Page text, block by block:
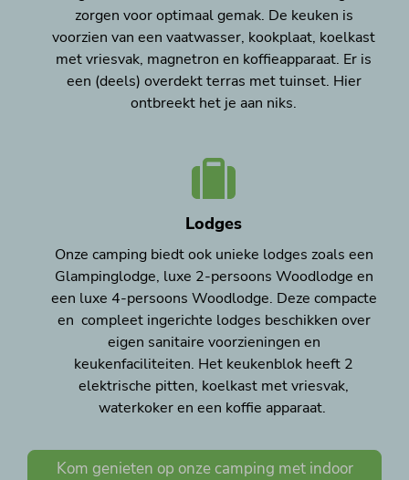
zorgen voor optimaal gemak. De keuken is
voorzien van een vaatwasser, kookplaat, koelkast
met vriesvak, magnetron en koffieapparaat. Er is
een (deels) overdekt terras met tuinset. Hier
ontbreekt het je aan niks.
Lodges
Onze camping biedt ook unieke lodges zoals een
Glampinglodge, luxe 2-persoons Woodlodge en
een luxe 4-persoons Woodlodge. Deze compacte
en compleet ingerichte lodges beschikken over
eigen sanitaire voorzieningen en
keukenfaciliteiten. Het keukenblok heeft 2
elektrische pitten, koelkast met vriesvak,
waterkoker en een koffie apparaat.
Kom genieten op onze camping met indoor